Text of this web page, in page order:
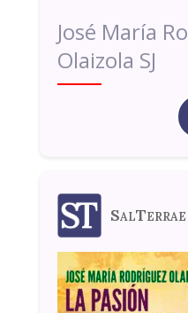
José María
Olaizola SJ
SalTerrae